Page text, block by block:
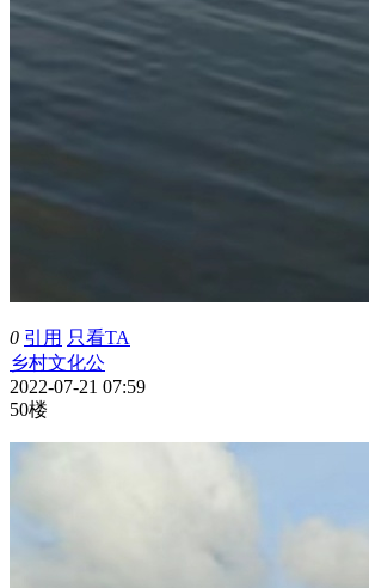
0 引用 只看TA
乡村文化公
2022-07-21 07:59
50楼